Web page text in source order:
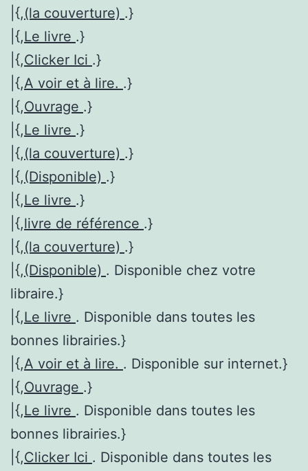
|{,(la couverture) .}
|{,Le livre .}
|{,Clicker Ici .}
|{,A voir et à lire. .}
|{,Ouvrage .}
|{,Le livre .}
|{,(la couverture) .}
|{,(Disponible) .}
|{,Le livre .}
|{,livre de référence .}
|{,(la couverture) .}
|{,(Disponible) . Disponible chez votre
libraire.}
|{,Le livre . Disponible dans toutes les
bonnes librairies.}
|{,A voir et à lire. . Disponible sur internet.}
|{,Ouvrage .}
|{,Le livre . Disponible dans toutes les
bonnes librairies.}
|{,Clicker Ici . Disponible dans toutes les